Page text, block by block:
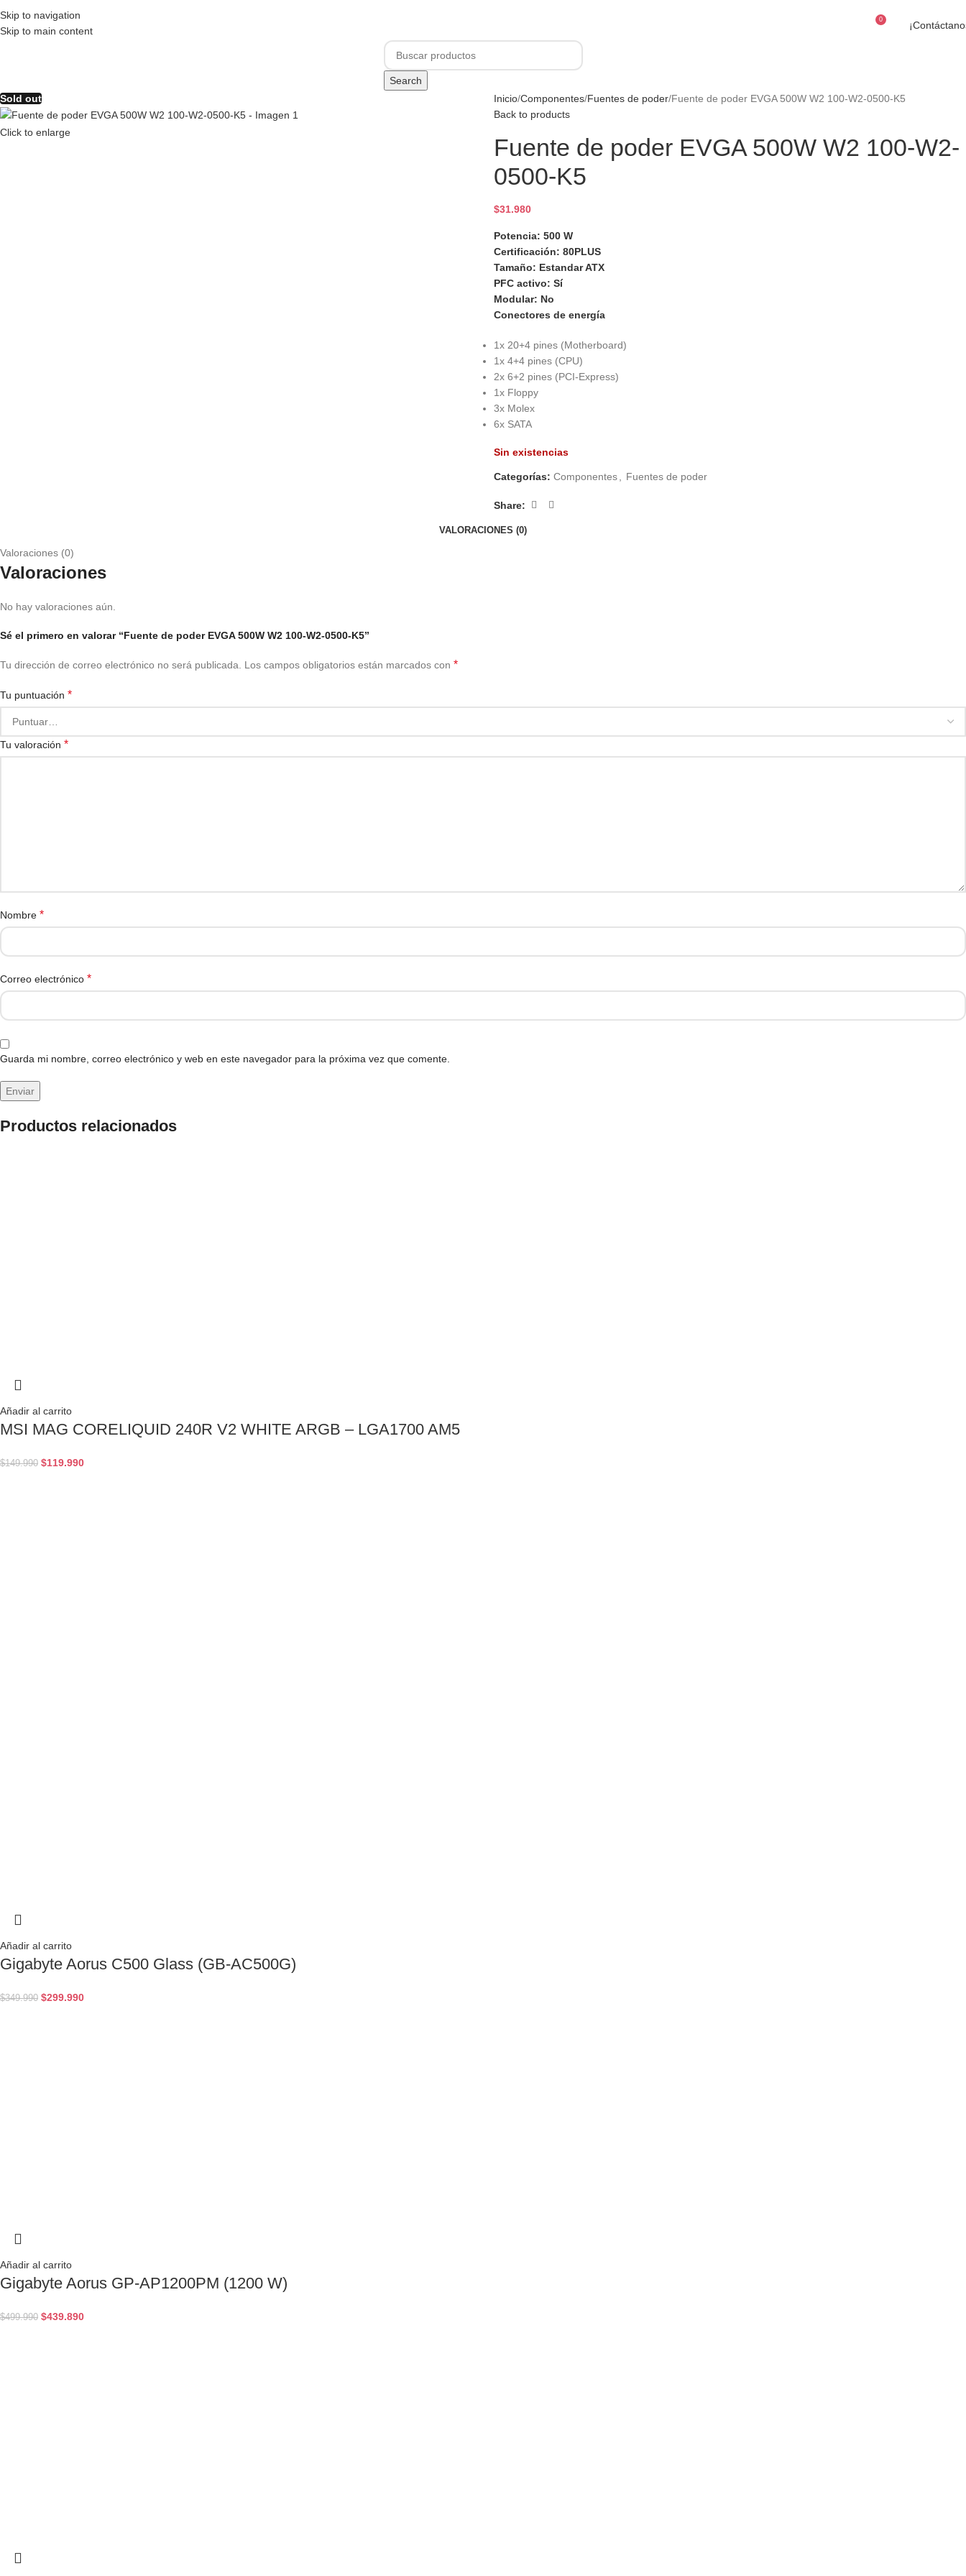
Skip to navigation
Skip to main content
0
Search
Sold out
Click to enlarge
Inicio Componentes Fuentes de poder Fuente de poder EVGA 500W W2 100-W2-0500-K5
Back to products
Fuente de poder EVGA 500W W2 100-W2-
0500-K5
$31.980
Potencia: 500 W
Certificación: 80PLUS
Tamaño: Estandar ATX
PFC activo: Sí
Modular: No
Conectores de energía
1x 20+4 pines (Motherboard)
1x 4+4 pines (CPU)
2x 6+2 pines (PCI-Express)
1x Floppy
3x Molex
6x SATA
Sin existencias
Categorías: Componentes Fuentes de poder
Share:
VALORACIONES (0)
Valoraciones (0)
Valoraciones
No hay valoraciones aún.
Sé el primero en valorar “Fuente de poder EVGA 500W W2 100-W2-0500-K5”
Tu dirección de correo electrónico no será publicada. Los campos obligatorios están marcados con *
Tu puntuación *
Tu valoración *
Nombre *
Correo electrónico *
Guarda mi nombre, correo electrónico y web en este navegador para la próxima vez que comente.
Productos relacionados
Añadir al carrito
MSI MAG CORELIQUID 240R V2 WHITE ARGB – LGA1700 AM5
$149.990 $119.990
Añadir al carrito
Gigabyte Aorus C500 Glass (GB-AC500G)
$349.990 $299.990
Añadir al carrito
Gigabyte Aorus GP-AP1200PM (1200 W)
$499.990 $439.890